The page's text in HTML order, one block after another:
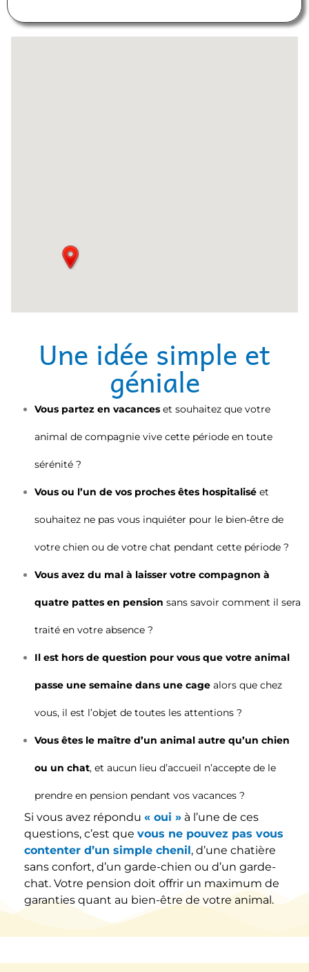
Une idée simple et
géniale
Vous partez en vacances et souhaitez que votre
animal de compagnie vive cette période en toute
sérénité ?
Vous ou l’un de vos proches êtes hospitalisé et
souhaitez ne pas vous inquiéter pour le bien-être de
votre chien ou de votre chat pendant cette période ?
Vous avez du mal à laisser votre compagnon à
quatre pattes en pension sans savoir comment il sera
traité en votre absence ?
Il est hors de question pour vous que votre animal
passe une semaine dans une cage alors que chez
vous, il est l’objet de toutes les attentions ?
Vous êtes le maître d’un animal autre qu’un chien
ou un chat, et aucun lieu d’accueil n’accepte de le
prendre en pension pendant vos vacances ?
Si vous avez répondu « oui » à l’une de ces
questions, c’est que vous ne pouvez pas vous
contenter d’un simple chenil, d’une chatière
sans confort, d’un garde-chien ou d’un garde-
chat. Votre pension doit offrir un maximum de
garanties quant au bien-être de votre animal.